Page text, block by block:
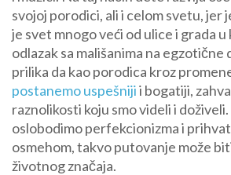
svojoj porodici, ali i celom svetu, jer
je svet mnogo veći od ulice i grada u
odlazak sa mališanima na egzotične
prilika da kao porodica kroz
postanemo uspešnijii bogatiji,
raznolikosti koju smo videli i
oslobodimo perfekcionizma i
osmehom, takvo putovanje može
životnog značaja.